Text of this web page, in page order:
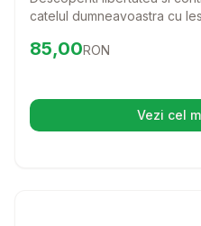
catelul dumneavoastra cu
este ideala pentru cainii de
Preț:85.00
85,00RON
Vezi cel